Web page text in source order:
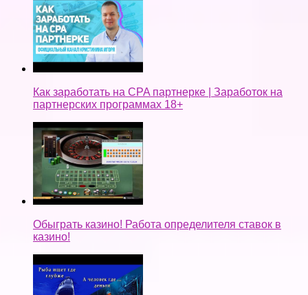
Как заработать на CPA партнерке | Заработок на
партнерских программах 18+
Обыграть казино! Работа определителя ставок в
казино!